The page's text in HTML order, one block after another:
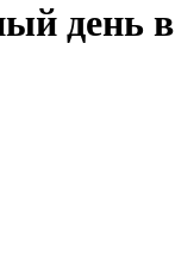
день в